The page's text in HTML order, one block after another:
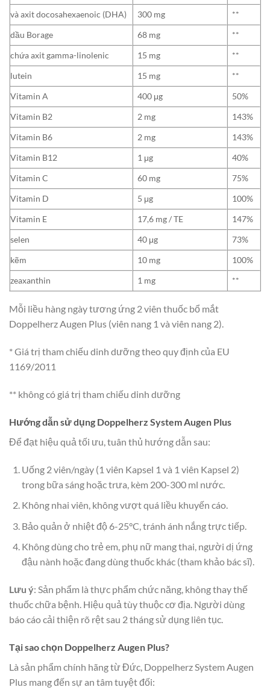
và axit docosahexaenoic (DHA) 300 mg
**
dầu Borage
68 mg
**
chứa axit gamma-linolenic
15 mg
**
lutein
15 mg
**
Vitamin A
400 μg
50%
Vitamin B2
2 mg
143%
Vitamin B6
2 mg
143%
Vitamin B12
1 μg
40%
Vitamin C
60 mg
75%
Vitamin D
5 μg
100%
Vitamin E
17,6 mg / TE
147%
selen
40 μg
73%
kẽm
10 mg
100%
zeaxanthin
1 mg **
Mỗi liều hàng ngày tương ứng 2 viên thuốc bổ mắt
Doppelherz Augen Plus (viên nang 1 và viên nang 2).
* Giá trị tham chiếu dinh dưỡng theo quy định của EU
1169/2011
** không có giá trị tham chiếu dinh dưỡng
Hướng dẫn sử dụng Doppelherz System Augen Plus
Để đạt hiệu quả tối ưu, tuân thủ hướng dẫn sau:
Uống 2 viên/ngày (1 viên Kapsel 1 và 1 viên Kapsel 2)
trong bữa sáng hoặc trưa, kèm 200-300 ml nước.
Không nhai viên, không vượt quá liều khuyến cáo.
Bảo quản ở nhiệt độ 6-25°C, tránh ánh nắng trực tiếp.
Không dùng cho trẻ em, phụ nữ mang thai, người dị ứng
đậu nành hoặc đang dùng thuốc khác (tham khảo bác sĩ).
Lưu ý: Sản phẩm là thực phẩm chức năng, không thay thế
thuốc chữa bệnh. Hiệu quả tùy thuộc cơ địa. Người dùng
báo cáo cải thiện rõ rệt sau 2 tháng sử dụng liên tục.
Tại sao chọn Doppelherz Augen Plus?
Là sản phẩm chính hãng từ Đức, Doppelherz System Augen
Plus mang đến sự an tâm tuyệt đối: